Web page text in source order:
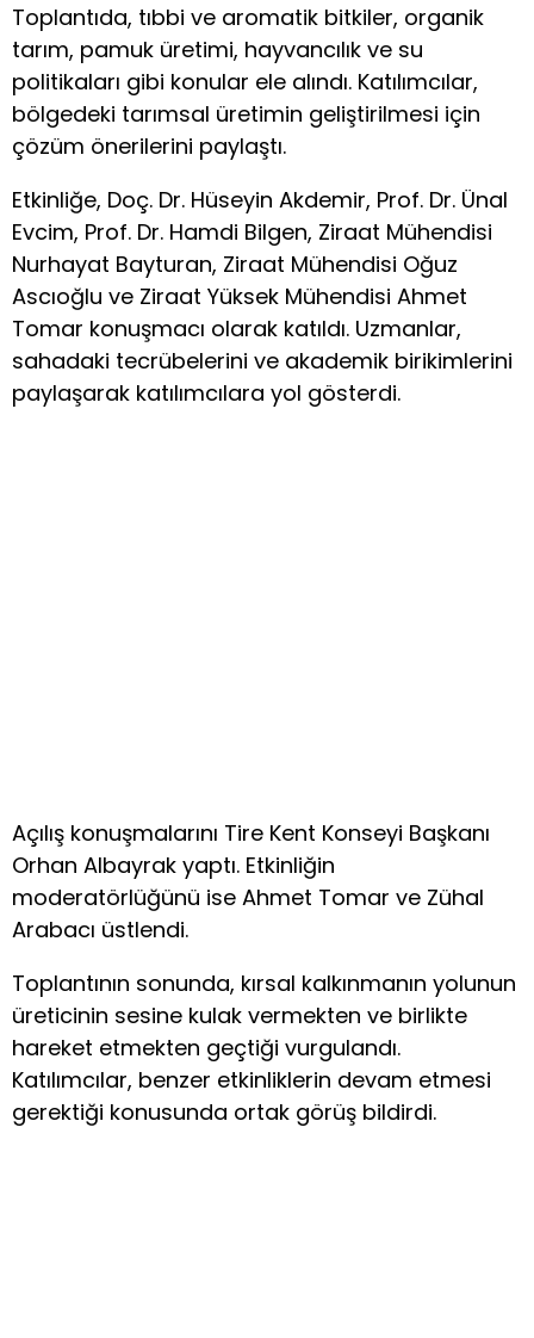
Toplantıda, tıbbi ve aromatik bitkiler, organik
tarım, pamuk üretimi, hayvancılık ve su
politikaları gibi konular ele alındı. Katılımcılar,
bölgedeki tarımsal üretimin geliştirilmesi için
çözüm önerilerini paylaştı.
Etkinliğe, Doç. Dr. Hüseyin Akdemir, Prof. Dr. Ünal
Evcim, Prof. Dr. Hamdi Bilgen, Ziraat Mühendisi
Nurhayat Bayturan, Ziraat Mühendisi Oğuz
Ascıoğlu ve Ziraat Yüksek Mühendisi Ahmet
Tomar konuşmacı olarak katıldı. Uzmanlar,
sahadaki tecrübelerini ve akademik birikimlerini
paylaşarak katılımcılara yol gösterdi.
Açılış konuşmalarını Tire Kent Konseyi Başkanı
Orhan Albayrak yaptı. Etkinliğin
moderatörlüğünü ise Ahmet Tomar ve Zühal
Arabacı üstlendi.
Toplantının sonunda, kırsal kalkınmanın yolunun
üreticinin sesine kulak vermekten ve birlikte
hareket etmekten geçtiği vurgulandı.
Katılımcılar, benzer etkinliklerin devam etmesi
gerektiği konusunda ortak görüş bildirdi.